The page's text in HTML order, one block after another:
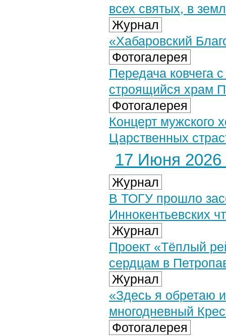
всех святых, в
Журнал
«Хабаровский
Фотогалерея
Передача ковчега
строящийся храм
Фотогалерея
Концерт мужского
Царственных
17 Июня 2026
Журнал
В ТОГУ прошло
Иннокентьевских
Журнал
Проект «Тёплый
сердцам в
Журнал
«Здесь я обретаю
многодневный
Фотогалерея